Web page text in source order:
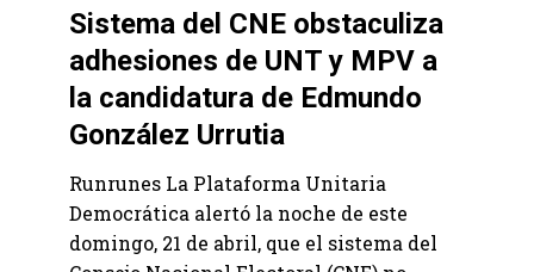
Sistema del CNE obstaculiza
adhesiones de UNT y MPV a
la candidatura de Edmundo
González Urrutia
Runrunes La Plataforma Unitaria
Democrática alertó la noche de este
domingo, 21 de abril, que el sistema del